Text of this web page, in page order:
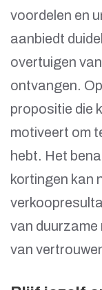
voordelen en
aanbiedt
overtuigen
ontvangen.
propositie die
motiveert om
hebt. Het
kortingen kan
van
van